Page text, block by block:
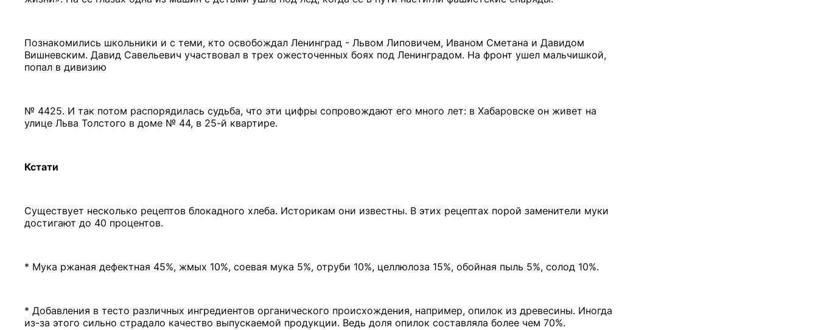
Познакомились школьники и с теми, кто освобождал Ленинград - Львом Липовичем, Иваном Сметана и Давидом
Вишневским. Давид Савельевич участвовал в трех ожесточенных боях под Ленинградом. На фронт ушел мальчишкой,
попал в дивизию
№ 4425. И так потом распорядилась судьба, что эти цифры сопровождают его много лет: в Хабаровске он живет на
улице Льва Толстого в доме № 44, в 25-й квартире.
Кстати
Существует несколько рецептов блокадного хлеба. Историкам они известны. В этих рецептах порой заменители муки
достигают до 40 процентов.
* Мука ржаная дефектная 45%, жмых 10%, соевая мука 5%, отруби 10%, целлюлоза 15%, обойная пыль 5%, солод 10%.
* Добавления в тесто различных ингредиентов органического происхождения, например, опилок из древесины. Иногда
из-за этого сильно страдало качество выпускаемой продукции. Ведь доля опилок составляла более чем 70%.